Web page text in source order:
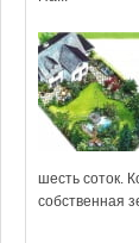
шесть соток.
собственная